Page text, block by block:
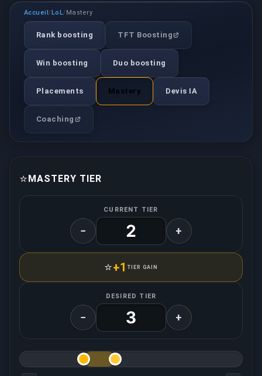
Accueil/LoL/Mastery
Rank boosting TFT Boosting
Win boosting Duo boosting
Placements Mastery Devis IA
Coaching
⭐MASTERY TIER
CURRENT TIER
− +
⭐+1 TIER GAIN
DESIRED TIER
− +